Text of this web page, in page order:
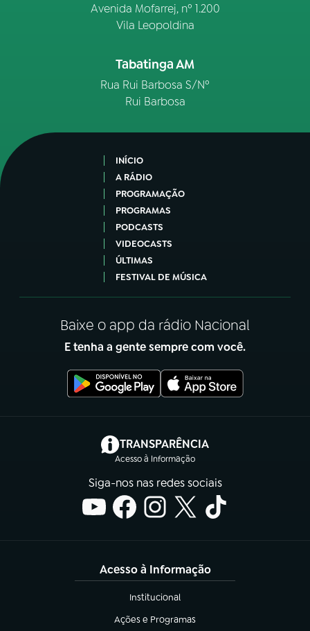
Avenida Mofarrej, nº 1.200
Vila Leopoldina
Tabatinga AM
Rua Rui Barbosa S/Nº
Rui Barbosa
INÍCIO
A RÁDIO
PROGRAMAÇÃO
PROGRAMAS
PODCASTS
VIDEOCASTS
ÚLTIMAS
FESTIVAL DE MÚSICA
Baixe o app da rádio Nacional
E tenha a gente sempre com você.
TRANSPARÊNCIA
Acesso à Informação
(abre em nova aba)
Siga-nos nas redes sociais
Acesso à Informação
Institucional
(abre em nova aba)
Ações e Programas
(abre em nova aba)